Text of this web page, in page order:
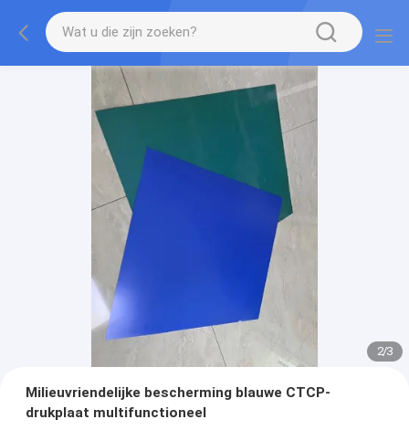
2/3
Milieuvriendelijke bescherming blauwe CTCP-
drukplaat multifunctioneel